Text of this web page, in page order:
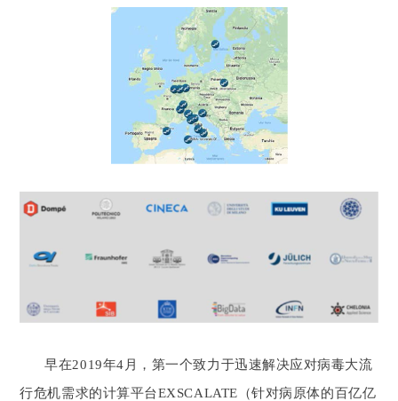
早在2019年4月，第一个致力于迅速解决应对病毒大流
行危机需求的计算平台EXSCALATE（针对病原体的百亿亿